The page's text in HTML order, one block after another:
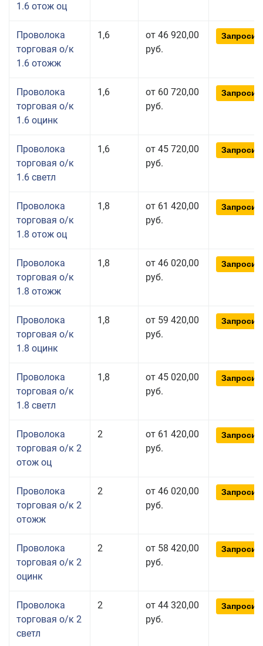
1.6 отож оц
Проволока
торговая о/к
1.6 отожж
1,6
от 46 920,00
руб.
Проволока
торговая о/к
1.6 оцинк
1,6
от 60 720,00
руб.
Проволока
торговая о/к
1.6 светл
1,6
от 45 720,00
руб.
Проволока
торговая о/к
1.8 отож оц
1,8
от 61 420,00
руб.
Проволока
торговая о/к
1.8 отожж
1,8
от 46 020,00
руб.
Проволока
торговая о/к
1.8 оцинк
1,8
от 59 420,00
руб.
Проволока
торговая о/к
1.8 светл
1,8
от 45 020,00
руб.
Проволока
торговая о/к 2
отож оц
2
от 61 420,00
руб.
Проволока
торговая о/к 2
отожж
2
от 46 020,00
руб.
Проволока
торговая о/к 2
оцинк
2
от 58 420,00
руб.
Проволока
торговая о/к 2
светл
2
от 44 320,00
руб.